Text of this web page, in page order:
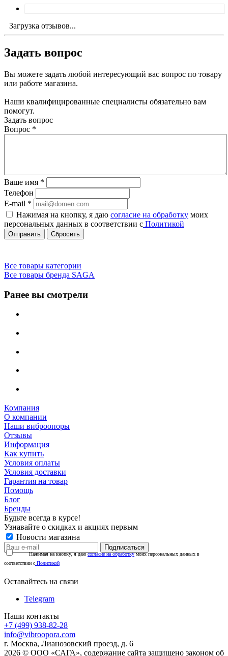
Загрузка отзывов...
Задать вопрос
Вы можете задать любой интересующий вас вопрос по товару
или работе магазина.
Наши квалифицированные специалисты обязательно вам
помогут.
Задать вопрос
Вопрос *
Ваше имя *
Телефон
E-mail *
Нажимая на кнопку, я даю согласие на обработку моих
персональных данных в соответствии с Политикой
Сбросить
Все товары категории
Все товары бренда SAGA
Ранее вы смотрели
Компания
О компании
Наши виброопоры
Отзывы
Информация
Как купить
Условия оплаты
Условия доставки
Гарантия на товар
Помощь
Блог
Бренды
Будьте всегда в курсе!
Узнавайте о скидках и акциях первым
Новости магазина
Нажимая на кнопку, я даюсогласие на обработкумоих персональных данных в
соответствии с Политикой
Оставайтесь на связи
Telegram
Наши контакты
+7 (499) 938-82-28
info@vibroopora.com
г. Москва, Лианозовский проезд, д. 6
2026 © ООО «САГА», содержание сайта защищено законом об